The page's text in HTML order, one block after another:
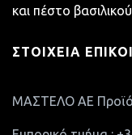
και πέστο
ΣΤΟΙΧΕΊΑ
ΜΑΣΤΕΛΟ ΑΕ